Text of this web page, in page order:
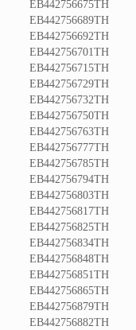
EB442756675TH
EB442756689TH
EB442756692TH
EB442756701TH
EB442756715TH
EB442756729TH
EB442756732TH
EB442756750TH
EB442756763TH
EB442756777TH
EB442756785TH
EB442756794TH
EB442756803TH
EB442756817TH
EB442756825TH
EB442756834TH
EB442756848TH
EB442756851TH
EB442756865TH
EB442756879TH
EB442756882TH